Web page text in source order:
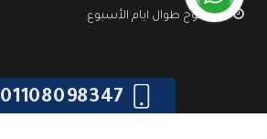
مفتوح طوال ايام الأسبوع
01108098347